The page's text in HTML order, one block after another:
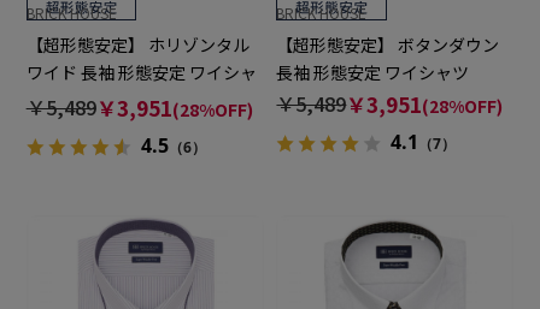
BRICK HOUSE
【超形態安定】 ホリゾンタル
ワイド 長袖 形態安定 ワイシャ
ツ
￥5,489￥3,951(28%OFF)
4.5（6）
BRICK HOUSE
【超形態安定】 ボタンダウン
長袖 形態安定 ワイシャツ
￥5,489￥3,951(28%OFF)
4.1 （7）